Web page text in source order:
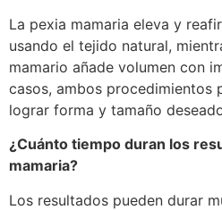
La pexia mamaria eleva y
usando el tejido natural,
mamario añade volumen con
casos, ambos procedimientos
lograr forma y tamaño
¿Cuánto tiempo duran los
mamaria?
Los resultados pueden durar